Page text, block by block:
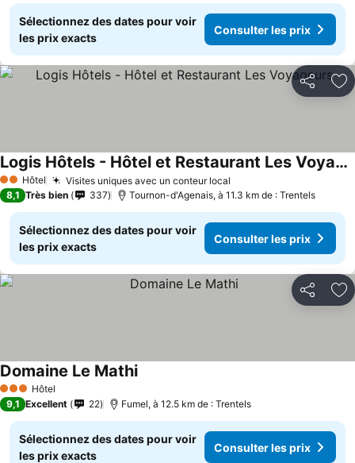
Sélectionnez des dates pour voir
les prix exacts
Consulter les prix
Partager
2 Étoiles
Hôtel Visites uniques avec un conteur local
Logis Hôtels - Hôtel et Restaurant Les Voyageurs
8,1 Très bien 337 Tournon-d'Agenais, à 11.3 km de : Trentels
Sélectionnez des dates pour voir
les prix exacts
Consulter les prix
Partager
3 ÉtoilesHôtel
Domaine Le Mathi
9,1 Excellent 22 Fumel, à 12.5 km de : Trentels
Sélectionnez des dates pour voir
les prix exacts
Consulter les prix